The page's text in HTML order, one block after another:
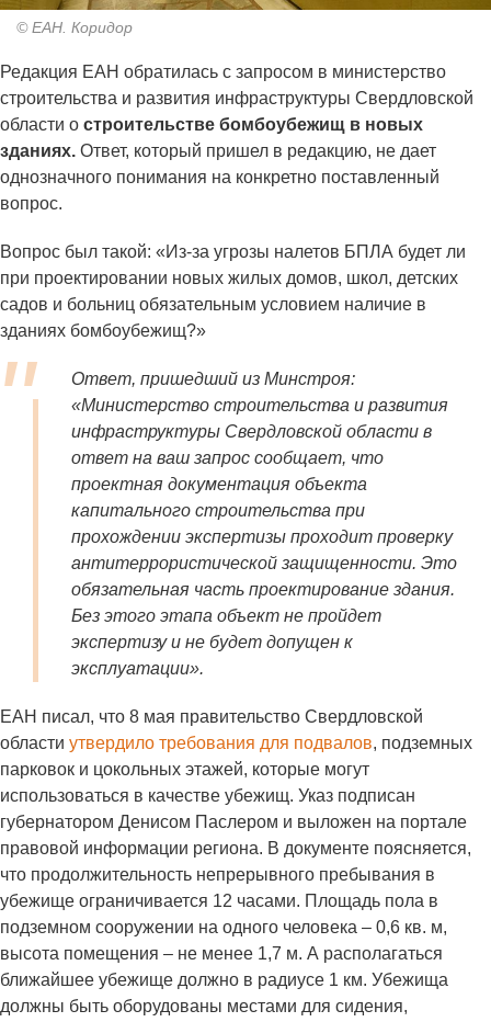
© ЕАН. Коридор
Редакция ЕАН обратилась с запросом в министерство
строительства и развития инфраструктуры Свердловской
области о строительстве бомбоубежищ в новых
зданиях. Ответ, который пришел в редакцию, не дает
однозначного понимания на конкретно поставленный
вопрос.
Вопрос был такой: «Из-за угрозы налетов БПЛА будет ли
при проектировании новых жилых домов, школ, детских
садов и больниц обязательным условием наличие в
зданиях бомбоубежищ?»
Ответ, пришедший из Минстроя:
«Министерство строительства и развития
инфраструктуры Свердловской области в
ответ на ваш запрос сообщает, что
проектная документация объекта
капитального строительства при
прохождении экспертизы проходит проверку
антитеррористической защищенности. Это
обязательная часть проектирование здания.
Без этого этапа объект не пройдет
экспертизу и не будет допущен к
эксплуатации».
ЕАН писал, что 8 мая правительство Свердловской
области утвердило требования для подвалов, подземных
парковок и цокольных этажей, которые могут
использоваться в качестве убежищ. Указ подписан
губернатором Денисом Паслером и выложен на портале
правовой информации региона. В документе поясняется,
что продолжительность непрерывного пребывания в
убежище ограничивается 12 часами. Площадь пола в
подземном сооружении на одного человека – 0,6 кв. м,
высота помещения – не менее 1,7 м. А располагаться
ближайшее убежище должно в радиусе 1 км. Убежища
должны быть оборудованы местами для сидения,